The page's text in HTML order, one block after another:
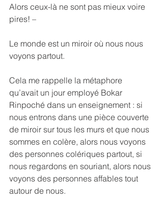
Alors ceux-là ne sont pas mieux voire
pires! –
Le monde est un miroir où nous nous
voyons partout.
Cela me rappelle la métaphore
qu’avait un jour employé Bokar
Rinpoché dans un enseignement : si
nous entrons dans une pièce couverte
de miroir sur tous les murs et que nous
sommes en colère, alors nous voyons
des personnes colériques partout, si
nous regardons en souriant, alors nous
voyons des personnes affables tout
autour de nous.